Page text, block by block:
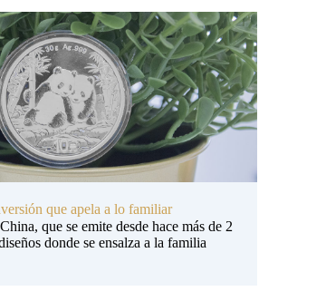
que apela a lo familiar
que se emite desde hace más de 2
donde se ensalza a la familia